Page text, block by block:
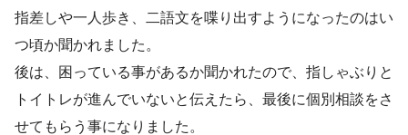
指差しや一人歩き、二語文を喋り出すようになったのはい
つ頃か聞かれました。
後は、困っている事があるか聞かれたので、指しゃぶりと
トイトレが進んでいないと伝えたら、最後に個別相談をさ
せてもらう事になりました。